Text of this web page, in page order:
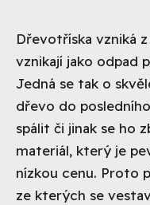
Dřevotříska vzniká
vznikají jako odpad
Jedná se tak o
dřevo do
spálit či jinak se ho
materiál, který je
nízkou cenu. Proto
ze kterých se